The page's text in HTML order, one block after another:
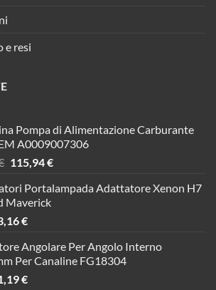
e resi
Pompa di Alimentazione Carburante
A0009007306
Il
originale
era:
130,90 €.
115,94€Il
attuale
Portalampada Adattatore Xenon H7
Maverick
€.
€Il
attuale
è:
3,16 €.
Angolare Per Angolo Interno
Per Canaline FG18304
€Il